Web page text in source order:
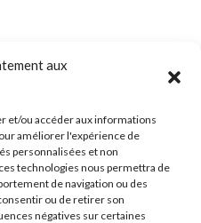
aux
et/ou accéder aux informations
améliorer l'expérience de
personnalisées et non
technologies nous permettra de
de navigation ou des
ou de retirer son
négatives sur certaines